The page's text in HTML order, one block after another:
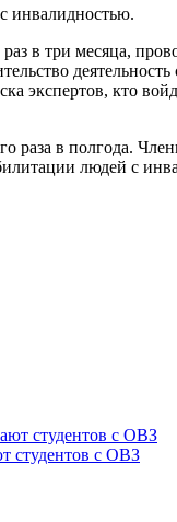
инвалидностью.
в три месяца,
кто
раза в полгода.
людей с
студентов с ОВЗ